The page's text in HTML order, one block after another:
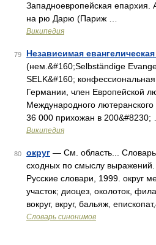
Западноевропейская епархия.
на рю Дарю (Париж …
Википедия
79 Независимая
(нем.&#160;Selbständige
SELK&#160;
Германии, член Европейской
Международного
36 000 прихожан в 200&#8230;
Википедия
80 округ — См. область... Словарь
сходных по смыслу
Русские словари, 1999. округ
участок; диоцез, околоток,
вокруг, вкруг, бальяж,
Словарь синонимов